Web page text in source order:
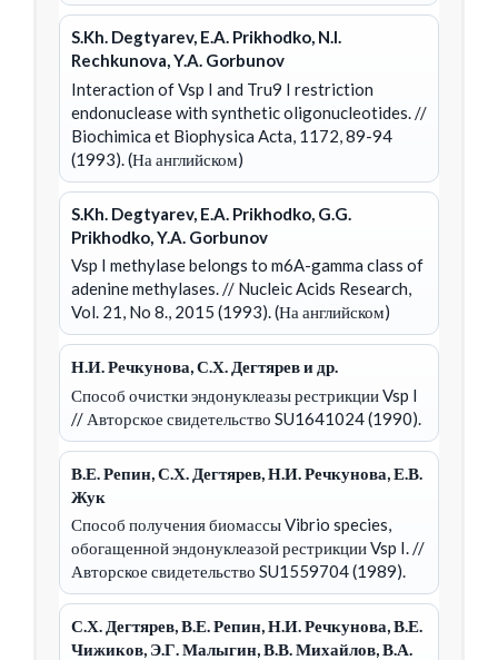
S.Kh. Degtyarev, E.A. Prikhodko, N.I.
Rechkunova, Y.A. Gorbunov
Interaction of Vsp I and Tru9 I restriction
endonuclease with synthetic oligonucleotides. //
Biochimica et Biophysica Acta, 1172, 89-94
(1993). (На английском)
S.Kh. Degtyarev, E.A. Prikhodko, G.G.
Prikhodko, Y.A. Gorbunov
Vsp I methylase belongs to m6A-gamma class of
adenine methylases.// Nucleic Acids Research,
Vol. 21, No 8., 2015 (1993). (На английском)
Н.И. Речкунова, С.Х. Дегтярев и др.
Способ очистки эндонуклеазы рестрикции Vsp I
// Авторское свидетельство SU1641024 (1990).
В.Е. Репин, С.Х. Дегтярев, Н.И. Речкунова, Е.В.
Жук
Способ получения биомассы Vibrio species,
обогащенной эндонуклеазой рестрикции Vsp I.//
Авторское свидетельство SU1559704 (1989).
С.Х. Дегтярев, В.Е. Репин, Н.И. Речкунова, В.Е.
Чижиков, Э.Г. Малыгин, В.В. Михайлов, В.А.